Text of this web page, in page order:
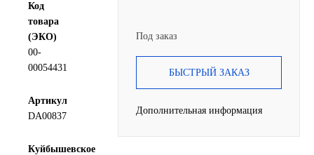
SHELL
SINTEC
TOTAL
UNIX
Код
товара
(ЭКО)
00-
00054431
Артикул
DA00837
Куйбышевское
Под заказ
БЫСТРЫЙ ЗАКАЗ
Дополнительная информация